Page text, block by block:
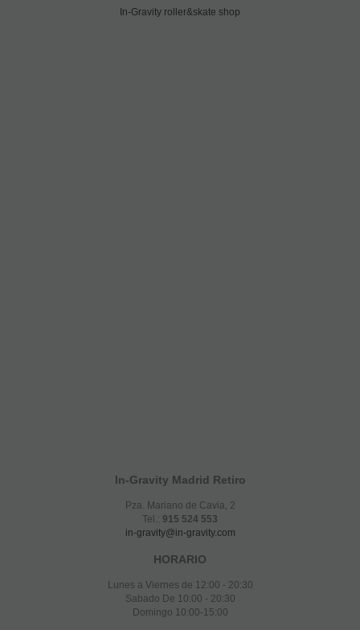
In-Gravity roller&skate shop
In-Gravity Madrid Retiro
Pza. Mariano de Cavia, 2
Tel.: 915 524 553
in-gravity@in-gravity.com
HORARIO
Lunes a Viernes de 12:00 - 20:30
Sabado De 10:00 - 20:30
Domingo 10:00-15:00